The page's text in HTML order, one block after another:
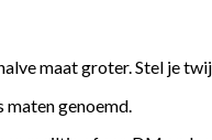
maat groter. Stel je
genoemd.